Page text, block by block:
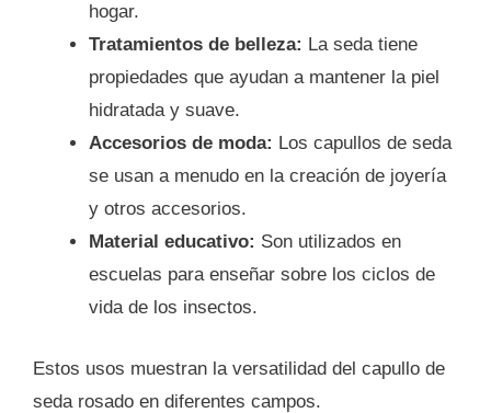
hogar.
Tratamientos de belleza: La seda tiene
propiedades que ayudan a mantener la piel
hidratada y suave.
Accesorios de moda: Los capullos de seda
se usan a menudo en la creación de joyería
y otros accesorios.
Material educativo: Son utilizados en
escuelas para enseñar sobre los ciclos de
vida de los insectos.
Estos usos muestran la versatilidad del capullo de
seda rosado en diferentes campos.